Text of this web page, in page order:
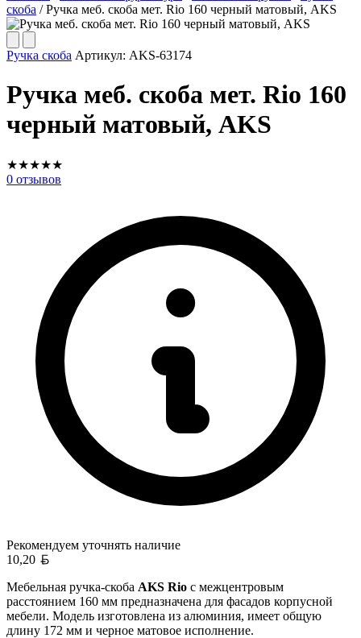
скоба / Ручка меб. скоба мет. Rio 160 черный матовый, AKS
Ручка скоба Артикул: AKS-63174
Ручка меб. скоба мет. Rio 160
черный матовый, AKS
★★★★★
0 отзывов
Рекомендуем уточнять наличие
10,20
Мебельная ручка-скоба AKS Rio с межцентровым
расстоянием 160 мм предназначена для фасадов корпусной
мебели. Модель изготовлена из алюминия, имеет общую
длину 172 мм и черное матовое исполнение.